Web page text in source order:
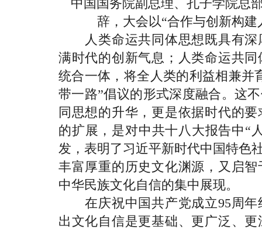
中国国务院副总理、孔子学院总
辞，大会以“合作与创新构
人类命运共同体思想既具有深
满时代的创新气息；人类命运共
统合一体，将全人类的利益相兼并
带一路”倡议的形式深度融合。这
同思想的升华，更是依据时代的
的扩展，是对中共十八大报告中“
发，表明了习近平新时代中国特色
丰富厚重的历史文化渊源，又启
中华民族文化自信的集中展现。
在庆祝中国共产党成立95周年
出文化自信是更基础、更广泛、